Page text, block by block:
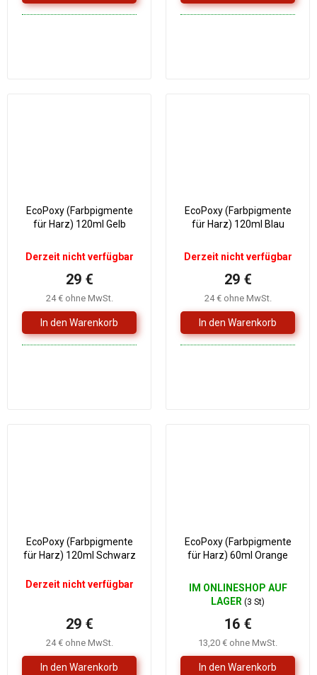
EcoPoxy (Farbpigmente
für Harz) 120ml Gelb
Derzeit nicht verfügbar
24 € ohne MwSt.
29 €
EcoPoxy (Farbpigmente
für Harz) 120ml Blau
Derzeit nicht verfügbar
24 € ohne MwSt.
29 €
EcoPoxy (Farbpigmente
für Harz) 120ml Schwarz
Derzeit nicht verfügbar
24 € ohne MwSt.
29 €
EcoPoxy (Farbpigmente
für Harz) 60ml Orange
IM ONLINESHOP AUF
LAGER (3 St)
13,20 € ohne MwSt.
16 €